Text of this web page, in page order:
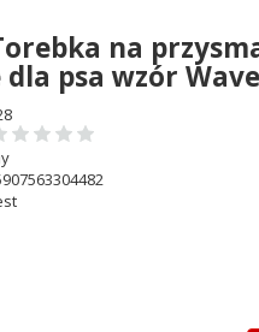
na
psa wzór